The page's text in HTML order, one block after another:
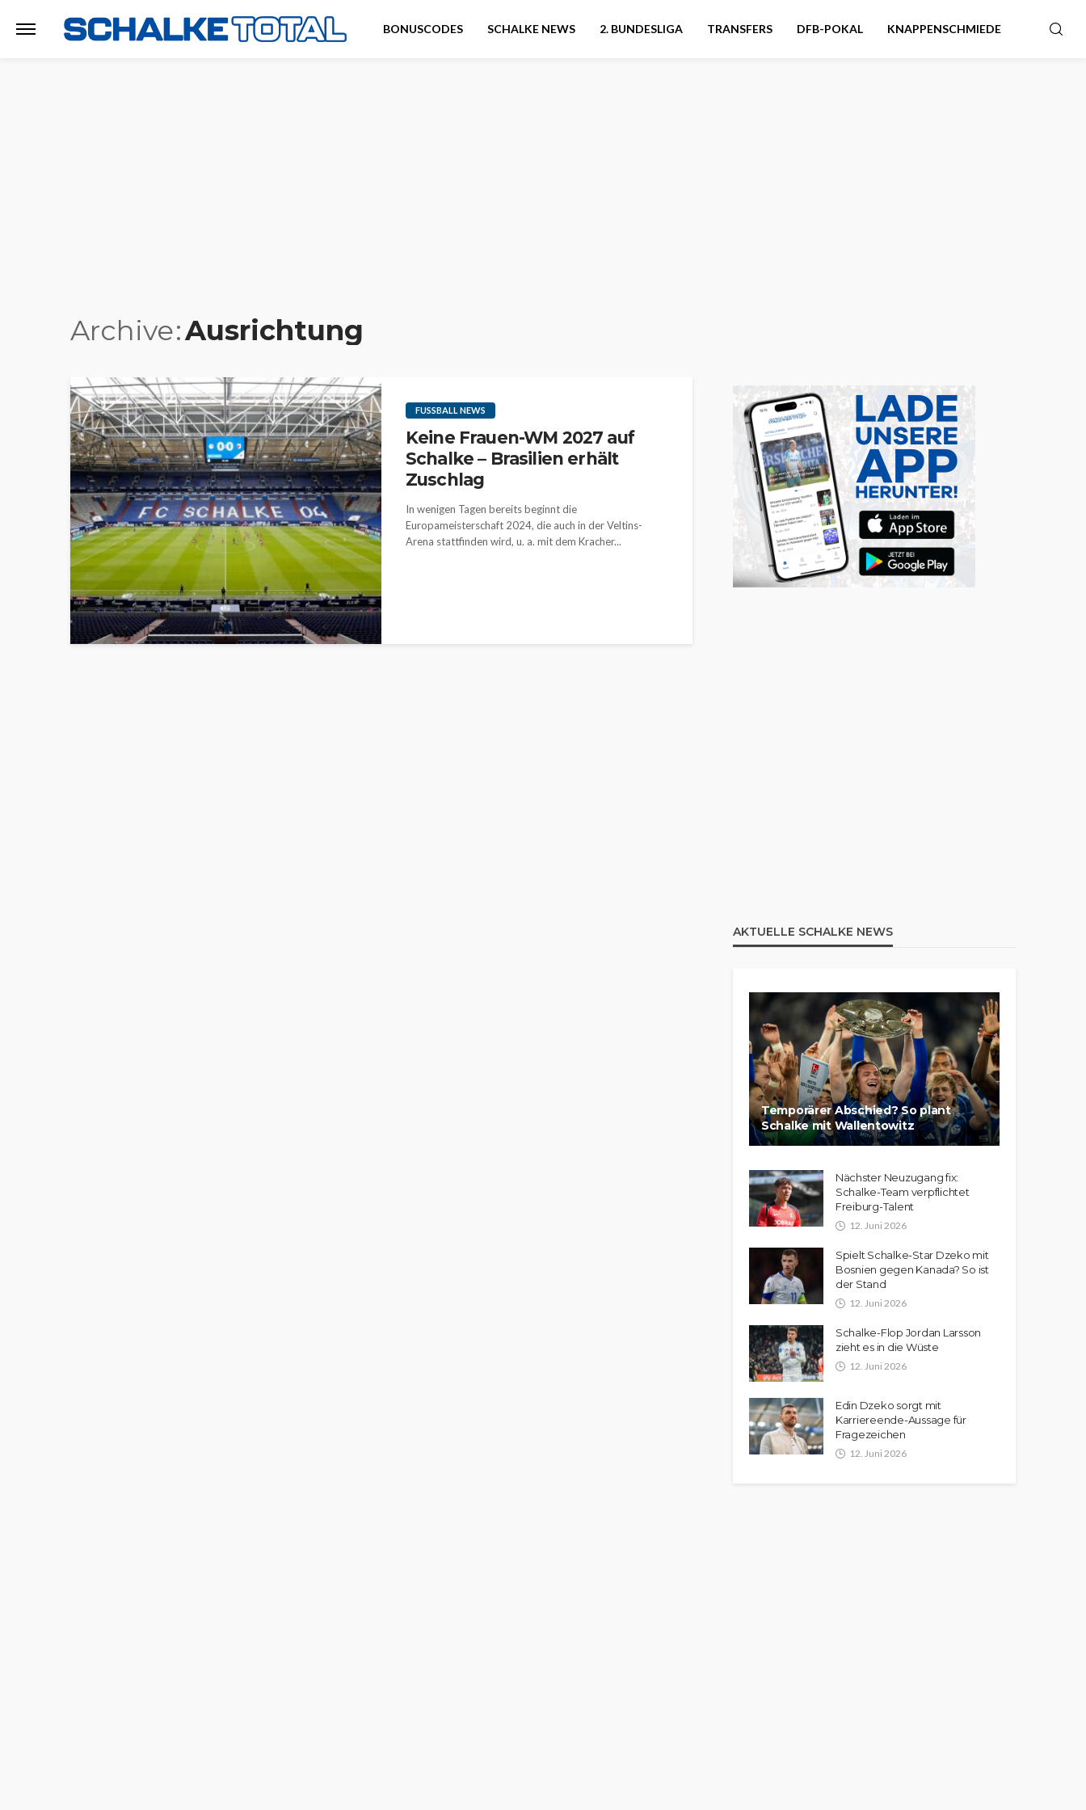
BONUSCODES SCHALKE NEWS 2. BUNDESLIGA TRANSFERS DFB-POKAL KNAPPENSCHMIEDE
Archive Ausrichtung
FUSSBALL NEWS
Keine Frauen-WM 2027 auf
Schalke – Brasilien erhält
Zuschlag
In wenigen Tagen bereits beginnt die
Europameisterschaft 2024, die auch in der Veltins-
Arena stattfinden wird, u. a. mit dem Kracher...
AKTUELLE SCHALKE NEWS
Temporärer Abschied? So plant
Schalke mit Wallentowitz
Nächster Neuzugang fix:
Schalke-Team verpflichtet
Freiburg-Talent
12. Juni 2026
Spielt Schalke-Star Dzeko mit
Bosnien gegen Kanada? So ist
der Stand
12. Juni 2026
Schalke-Flop Jordan Larsson
zieht es in die Wüste
12. Juni 2026
Edin Dzeko sorgt mit
Karriereende-Aussage für
Fragezeichen
12. Juni 2026